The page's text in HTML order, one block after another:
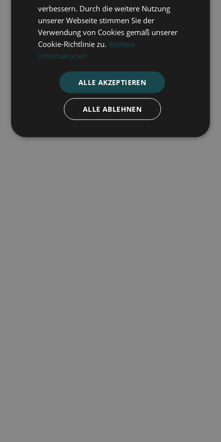
verbessern. Durch die weitere Nutzung
unserer Webseite stimmen Sie der
Verwendung von Cookies gemäß unserer
Cookie-Richtlinie zu.Weitere
Informationen
ALLE AKZEPTIEREN
ALLE ABLEHNEN